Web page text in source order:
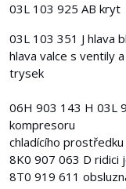
03L 103 925 AB kryt
03L 103 351 J hlava
hlava valce s ventily
trysek
06H 903 143 H 03L
kompresoru
chladícího prostředku
8K0 907 063 D ridici
8T0 919 611